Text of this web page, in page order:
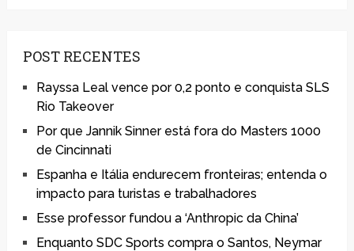
POST RECENTES
Rayssa Leal vence por 0,2 ponto e conquista SLS
Rio Takeover
Por que Jannik Sinner está fora do Masters 1000
de Cincinnati
Espanha e Itália endurecem fronteiras; entenda o
impacto para turistas e trabalhadores
Esse professor fundou a ‘Anthropic da China’
Enquanto SDC Sports compra o Santos, Neymar